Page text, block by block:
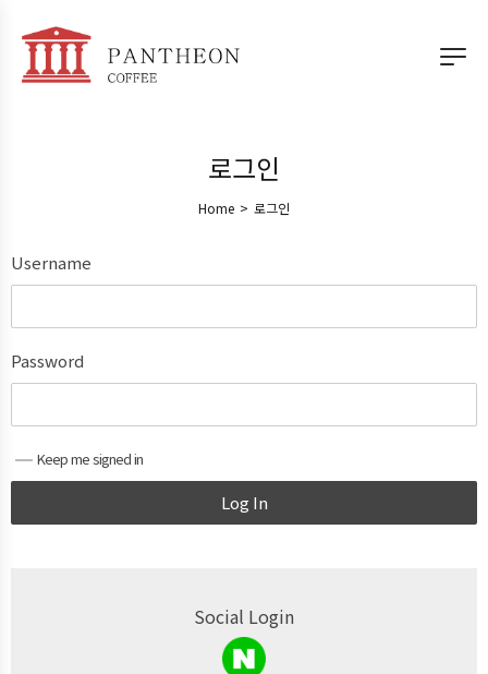
로그인
Home > 로그인
Username
Password
Keep me signed in
Log In
Social Login